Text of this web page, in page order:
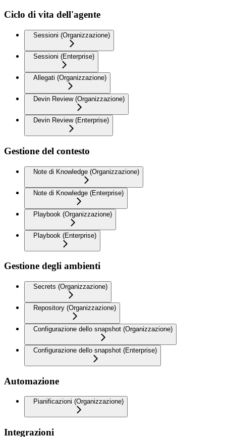
Ciclo di vita dell'agente
Sessioni (Organizzazione)
Sessioni (Enterprise)
Allegati (Organizzazione)
Devin Review (Organizzazione)
Devin Review (Enterprise)
Gestione del contesto
Note di Knowledge (Organizzazione)
Note di Knowledge (Enterprise)
Playbook (Organizzazione)
Playbook (Enterprise)
Gestione degli ambienti
Secrets (Organizzazione)
Repository (Organizzazione)
Configurazione dello snapshot (Organizzazione)
Configurazione dello snapshot (Enterprise)
Automazione
Pianificazioni (Organizzazione)
Integrazioni